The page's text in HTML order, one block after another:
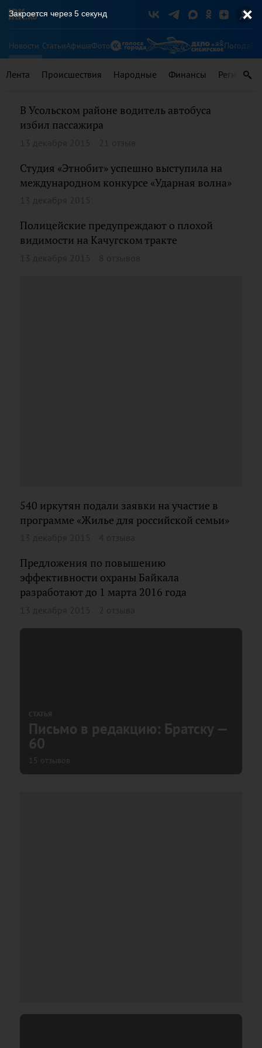
Новости СтатьиАфишаФото Погода
Лента Происшествия Народные Финансы Регионы
В Усольском районе водитель автобуса
избил пассажира
Студия «Этнобит» успешно выступила на
международном конкурсе «Ударная волна»
Полицейские предупреждают о плохой
видимости на Качугском тракте
540 иркутян подали заявки на участие в
программе «Жилье для российской семьи»
Предложения по повышению
эффективности охраны Байкала
разработают до 1 марта 2016 года
СТАТЬЯ
Письмо в редакцию: Братску —
60
15 отзывов
Закроется через 4 секунд